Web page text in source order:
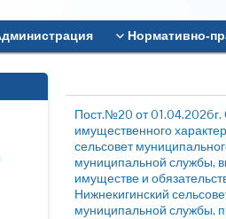
Нормативно-
Пост.№20 от 01.04.2026г.
имущественного
сельсовет
муниципальной службы,
имуществе и
Нижнекигинский
муниципальной службы,